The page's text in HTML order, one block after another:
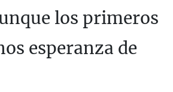
los primeros
esperanza de